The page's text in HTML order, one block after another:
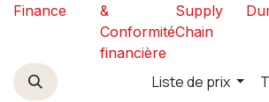
Finance
&
Conformité
financière
Supply
Chain
Liste de prix